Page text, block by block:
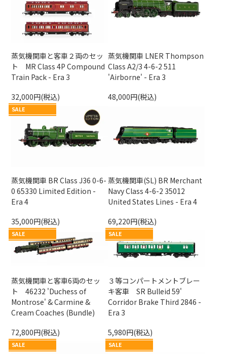
蒸気機関車と客車２両のセッ
ト MR Class 4P Compound
Train Pack - Era 3
32,000円(税込)
蒸気機関車 LNER Thompson
Class A2/3 4-6-2 511
'Airborne' - Era 3
48,000円(税込)
SALE
蒸気機関車 BR Class J36 0-6-
0 65330 Limited Edition -
Era 4
35,000円(税込)
蒸気機関車(SL) BR Merchant
Navy Class 4-6-2 35012
United States Lines - Era 4
69,220円(税込)
SALE
蒸気機関車と客車6両のセッ
ト 46232 'Duchess of
Montrose' & Carmine &
Cream Coaches (Bundle)
72,800円(税込)
SALE
３等コンパートメントブレー
キ客車 SR Bulleid 59'
Corridor Brake Third 2846 -
Era 3
5,980円(税込)
SALE SALE